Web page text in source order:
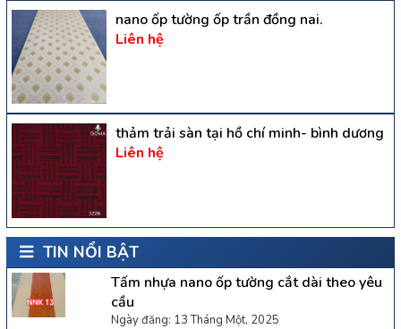
nano ốp tường ốp trần đồng nai.
Liên hệ
thảm trải sàn tại hồ chí minh- bình dương
Liên hệ
TIN NỔI BẬT
Tấm nhựa nano ốp tường cắt dài theo yêu
cầu
Ngày đăng: 13 Tháng Một, 2025